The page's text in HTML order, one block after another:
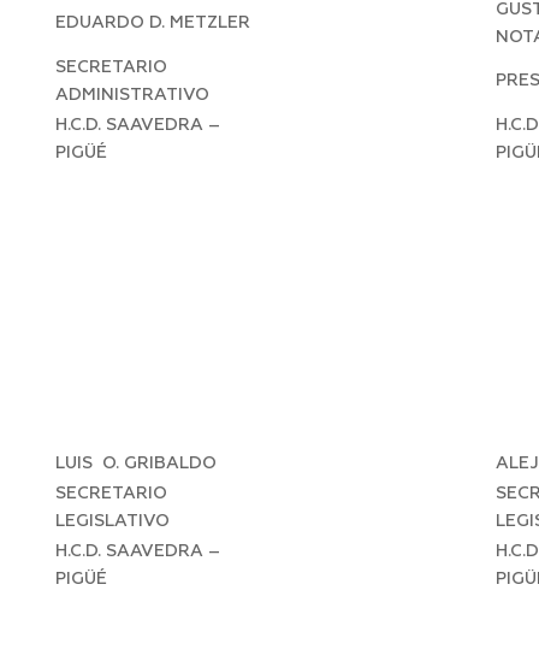
EDUARDO D. METZLER
SECRETARIO
ADMINISTRATIVO
H.C.D. SAAVEDRA –
PIGÜÉ
LUIS O. GRIBALDO
SECRETARIO
LEGISLATIVO
H.C.D. SAAVEDRA –
PIGÜÉ